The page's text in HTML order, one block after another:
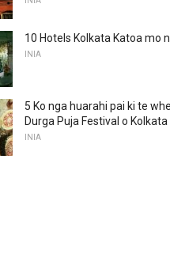
10 Hotels Kolkata Katoa mo
INIA
5 Ko nga huarahi pai ki te
Durga Puja Festival o Kolkata
INIA